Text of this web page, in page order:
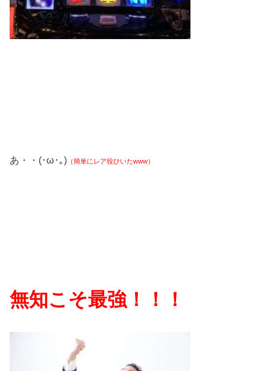
あ・・(･ω･｡) （簡単にレア役ひいたwww）
無知こそ最強！！！